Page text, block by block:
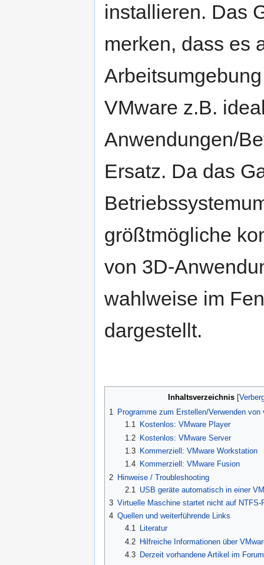
installieren. Das
merken, dass es
VMware z.B.
Anwendungen/
Ersatz. Da das
größtmögliche
von 3D-
wahlweise im
dargestellt.
Inhaltsverzeichnis
1 Programme zum Erstellen/Verwenden
1.1
Kostenlos: VMware Player
1.2
Kostenlos: VMware Server
1.3
Kommerziell: VMware Workstation
1.4
Kommerziell: VMware Fusion
2 Hinweise / Troubleshooting
2.1
USB geräte automatisch in einer
3 Virtuelle Maschine startet nicht auf NTFS-
4 Quellen und weiterführende Links
4.1
Literatur
4.2 Hilfreiche Informationen über
4.3
Derzeit vorhandene Artikel im Forum